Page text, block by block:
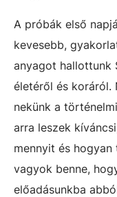
A próbák első
kevesebb,
anyagot hallottunk
életéről és
nekünk a
arra leszek
mennyit és
vagyok benne,
előadásunkba